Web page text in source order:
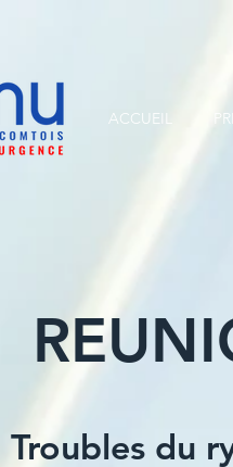
ACCUEIL
Troubles du